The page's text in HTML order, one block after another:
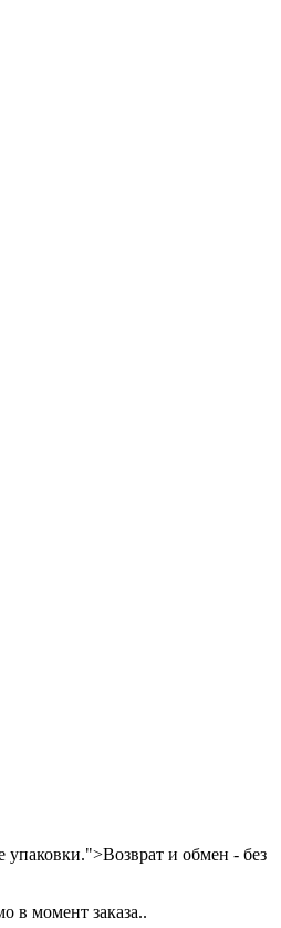
и обмен - без
в момент заказа..